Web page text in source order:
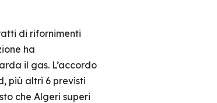
di rifornimenti
ha
il gas. L’accordo
più altri 6 previsti
che Algeri superi